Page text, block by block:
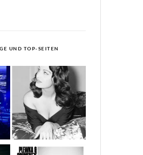
UND TOP-SEITEN